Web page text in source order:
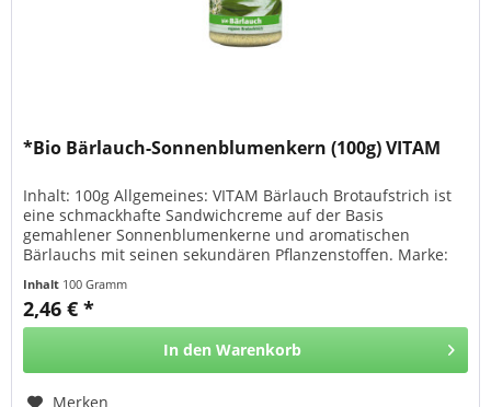
*Bio Bärlauch-Sonnenblumenkern (100g) VITAM
Inhalt: 100g Allgemeines: VITAM Bärlauch Brotaufstrich ist
eine schmackhafte Sandwichcreme auf der Basis
gemahlener Sonnenblumenkerne und aromatischen
Bärlauchs mit seinen sekundären Pflanzenstoffen. Marke:
Inhalt 100 Gramm
2,46 € *
In den Warenkorb
Merken